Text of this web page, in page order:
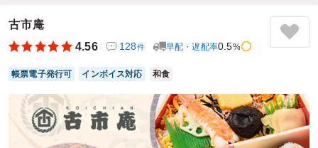
セミナーの合間にちょうどよいボリュームで、最後まで集中
とてもおいしかったのでお客様に好評でした。
ご利用シーン： 会議・セミナー ›セミナー
千葉県千葉市美浜区中瀬
2026/06/18
京懐石村瀬の口コミをもっと見る
古市庵
4.56
128件 早配・遅配率0.5%
帳票電子発行可 インボイス対応 和食